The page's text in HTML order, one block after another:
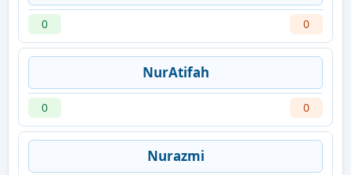
0 0
NurAtifah
0 0
Nurazmi